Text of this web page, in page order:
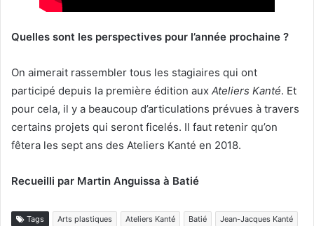
Quelles sont les perspectives pour l’année prochaine ?
On aimerait rassembler tous les stagiaires qui ont
participé depuis la première édition aux Ateliers Kanté. Et
pour cela, il y a beaucoup d’articulations prévues à travers
certains projets qui seront ficelés. Il faut retenir qu’on
fêtera les sept ans des Ateliers Kanté en 2018.
Recueilli par Martin Anguissa à Batié
Tags Arts plastiques Ateliers Kanté Batié Jean-Jacques Kanté